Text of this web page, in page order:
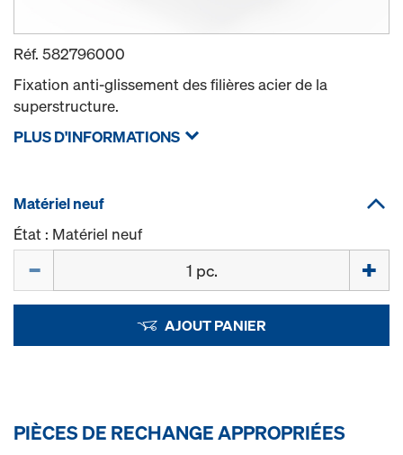
Réf. 582796000
Fixation anti-glissement des filières acier de la
superstructure.
PLUS D'INFORMATIONS
Matériel neuf
État : Matériel neuf
AJOUT PANIER
PIÈCES DE RECHANGE APPROPRIÉES